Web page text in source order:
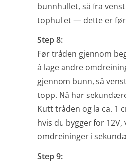
bunnhullet, så fra
tophullet — dette er
Step 8:
Før tråden gjennom
å lage andre
gjennom bunn, så
topp. Nå har
Kutt tråden og la ca. 1
hvis du bygger for 12V,
omdreininger i
Step 9: